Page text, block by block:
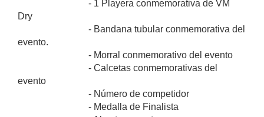
- 1 Playera conmemorativa de VM
Dry
- Bandana tubular conmemorativa del
evento.
- Morral conmemorativo del evento
- Calcetas conmemorativas del
evento
- Número de competidor
- Medalla de Finalista